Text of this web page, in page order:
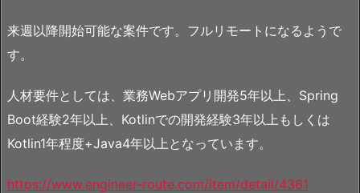
来週以降開始可能な案件です。フルリモートになるようで
す。
人材要件としては、業務Webアプリ開発5年以上、Spring
Boot経験2年以上、Kotlinでの開発経験3年以上もしくは
Kotlin1年程度+Java4年以上となっています。
https://www.engineer-route.com/item/detail/4361